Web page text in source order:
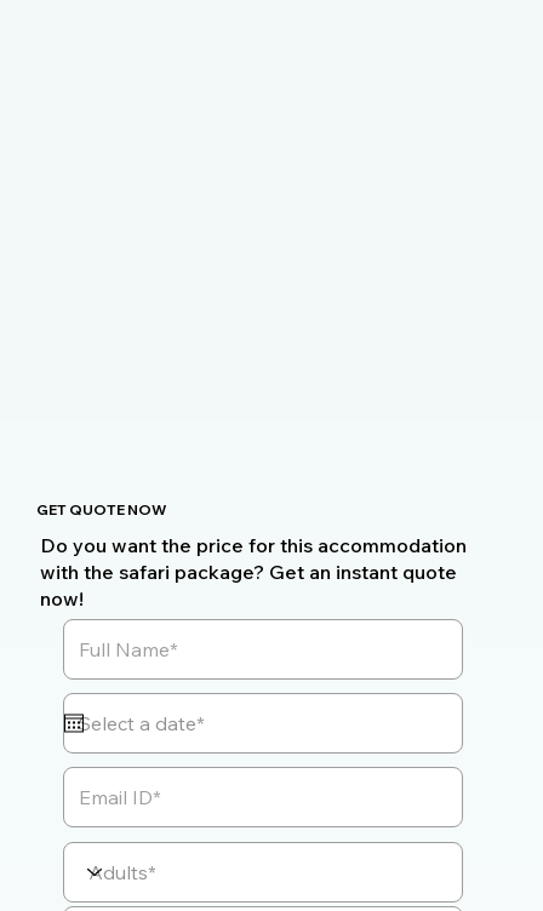
GET QUOTE NOW
Do you want the price for this accommodation
with the safari package? Get an instant quote
now!